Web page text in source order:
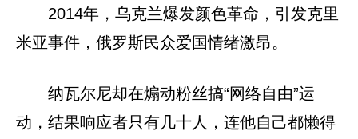
2014年，乌克兰爆发颜色革命，引发克里
米亚事件，俄罗斯民众爱国情绪激昂。
纳瓦尔尼却在煽动粉丝搞“网络自由”运
动，结果响应者只有几十人，连他自己都懒得